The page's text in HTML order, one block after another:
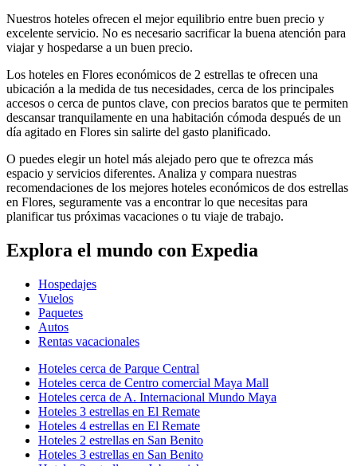
Nuestros hoteles ofrecen el mejor equilibrio entre buen precio y
excelente servicio. No es necesario sacrificar la buena atención para
viajar y hospedarse a un buen precio.
Los hoteles en Flores económicos de 2 estrellas te ofrecen una
ubicación a la medida de tus necesidades, cerca de los principales
accesos o cerca de puntos clave, con precios baratos que te permiten
descansar tranquilamente en una habitación cómoda después de un
día agitado en Flores sin salirte del gasto planificado.
O puedes elegir un hotel más alejado pero que te ofrezca más
espacio y servicios diferentes. Analiza y compara nuestras
recomendaciones de los mejores hoteles económicos de dos estrellas
en Flores, seguramente vas a encontrar lo que necesitas para
planificar tus próximas vacaciones o tu viaje de trabajo.
Explora el mundo con Expedia
Hospedajes
Vuelos
Paquetes
Autos
Rentas vacacionales
Hoteles cerca de Parque Central
Hoteles cerca de Centro comercial Maya Mall
Hoteles cerca de A. Internacional Mundo Maya
Hoteles 3 estrellas en El Remate
Hoteles 4 estrellas en El Remate
Hoteles 2 estrellas en San Benito
Hoteles 3 estrellas en San Benito